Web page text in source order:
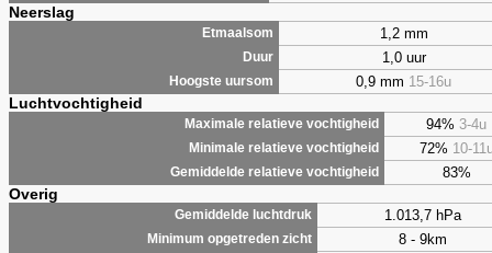
Neerslag
Etmaalsom 1,2 mm
Duur 1,0 uur
Hoogste uursom 0,9 mm 15-16u
Luchtvochtigheid
Maximale relatieve vochtigheid 94% 3-4u
Minimale relatieve vochtigheid 72% 10-
Gemiddelde relatieve vochtigheid 83%
Overig
Gemiddelde luchtdruk 1.013,7 hPa
Minimum opgetreden zicht 8 - 9km